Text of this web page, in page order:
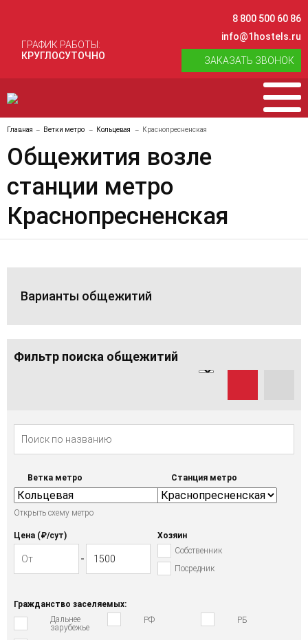
ГРАФИК РАБОТЫ:
КРУГЛОСУТОЧНО
8 800 500 60 86
info@1hostels.ru
ЗАКАЗАТЬ ЗВОНОК
Главная Ветки метро Кольцевая Краснопресненская
Общежития возле
станции метро
Краснопресненская
Варианты общежитий
Фильтр поиска общежитий
Ветка метро
Открыть схему метро
Станция метро
Цена (₽/cут)
Хозяин
Собственник
Посредник
Гражданство заселяемых:
Дальнее
зарубежье
РФ РБ